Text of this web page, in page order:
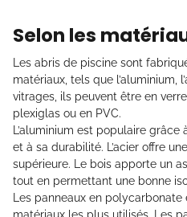
Selon les
Les abris de piscine sont
matériaux, tels que l’aluminium,
vitrages, ils peuvent être en
plexiglas ou en PVC.
L’aluminium est populaire
et à sa durabilité. L’acier offre
supérieure. Le bois apporte un
tout en permettant une bonne
Les panneaux en